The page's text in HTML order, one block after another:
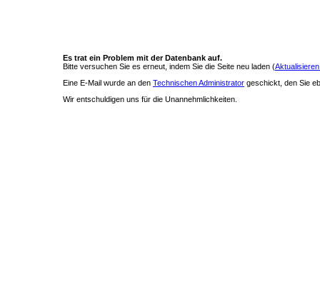
Es trat ein Problem mit der Datenbank auf.
Bitte versuchen Sie es erneut, indem Sie die Seite neu laden (
Eine E-Mail wurde an den Technischen Administrator geschickt, den Sie
Wir entschuldigen uns für die Unannehmlichkeiten.